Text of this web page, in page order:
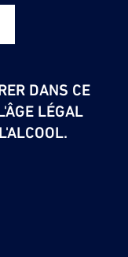
DANS CE
LÉGAL